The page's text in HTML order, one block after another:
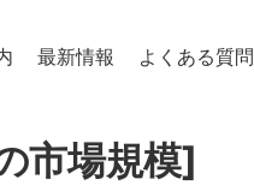
最新情報 よくある質問
市場規模]